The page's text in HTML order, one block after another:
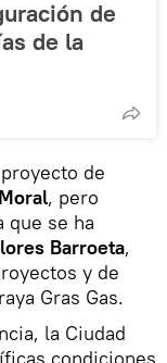
de
de la
de
, pero
que se ha
Barroeta,
y de
Gras Gas.
la Ciudad
condiciones